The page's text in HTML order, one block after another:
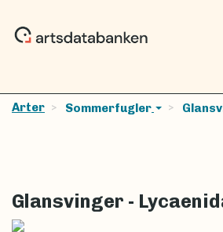
Arter Sommerfugler
Glansvinger -